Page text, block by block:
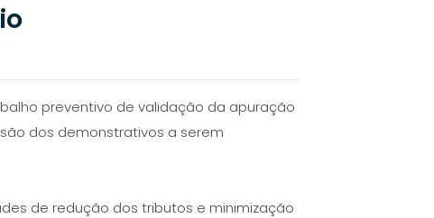
preventivo de validação da apuração
dos demonstrativos a serem
de redução dos tributos e minimização